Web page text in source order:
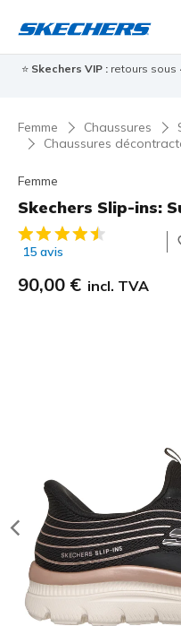
⭐ Skechers VIP : retours sous
Femme Chaussures
Chaussures
Femme
Skechers Slip-ins:
Évaluation client 3,3 sur
15 avis
90,00 € incl. TVA